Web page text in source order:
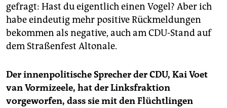
gefragt: Hast du eigentlich einen Vogel? Aber ich
habe eindeutig mehr positive Rückmeldungen
bekommen als negative, auch am CDU-Stand auf
dem Straßenfest Altonale.
Der innenpolitische Sprecher der CDU, Kai Voet
van Vormizeele, hat der Linksfraktion
vorgeworfen, dass sie mit den Flüchtlingen